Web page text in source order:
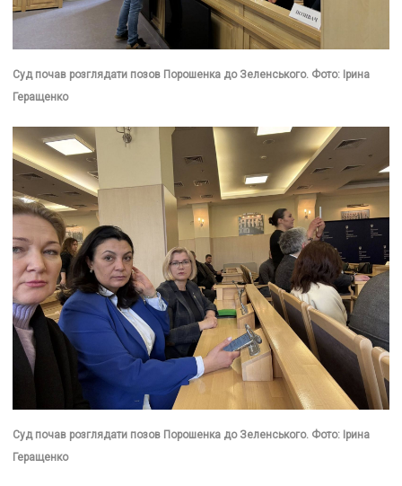
Суд почав розглядати позов Порошенка до Зеленського. Фото: Ірина
Геращенко
Суд почав розглядати позов Порошенка до Зеленського. Фото: Ірина
Геращенко